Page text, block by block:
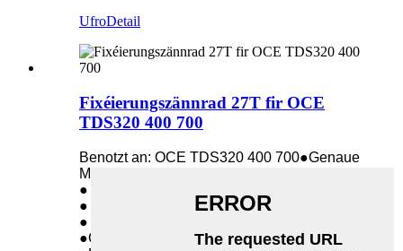
UfroDetail
Fixéierungszännrad 27T fir OCE
TDS320 400 700
Benotzt an: OCE TDS320 400 700●Genaue
Matching
● Direktverkaaf vun der Fabréck
● Laang Liewensdauer
● Genee Matching
●Gewiicht: 0,05 kg